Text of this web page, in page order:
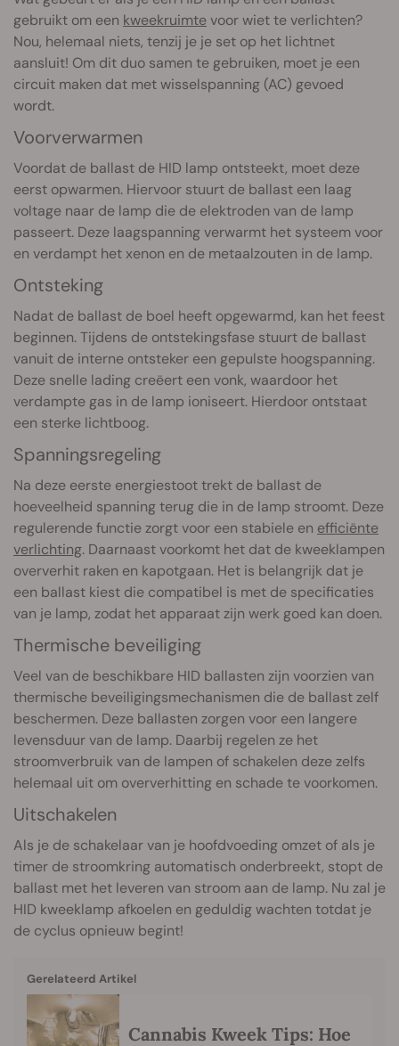
gebruikt om een kweekruimtevoor wiet te verlichten?
Nou, helemaal niets, tenzij je je set op het lichtnet
aansluit! Om dit duo samen te gebruiken, moet je een
circuit maken dat met wisselspanning (AC) gevoed
wordt.
Voorverwarmen
Voordat de ballast de HID lamp ontsteekt, moet deze
eerst opwarmen. Hiervoor stuurt de ballast een laag
voltage naar de lamp die de elektroden van de lamp
passeert. Deze laagspanning verwarmt het systeem voor
en verdampt het xenon en de metaalzouten in de lamp.
Ontsteking
Nadat de ballast de boel heeft opgewarmd, kan het feest
beginnen. Tijdens de ontstekingsfase stuurt de ballast
vanuit de interne ontsteker een gepulste hoogspanning.
Deze snelle lading creëert een vonk, waardoor het
verdampte gas in de lamp ioniseert. Hierdoor ontstaat
een sterke lichtboog.
Spanningsregeling
Na deze eerste energiestoot trekt de ballast de
hoeveelheid spanning terug die in de lamp stroomt. Deze
regulerende functie zorgt voor een stabiele en efficiënte
verlichting. Daarnaast voorkomt het dat de kweeklampen
oververhit raken en kapotgaan. Het is belangrijk dat je
een ballast kiest die compatibel is met de specificaties
van je lamp, zodat het apparaat zijn werk goed kan doen.
Thermische beveiliging
Veel van de beschikbare HID ballasten zijn voorzien van
thermische beveiligingsmechanismen die de ballast zelf
beschermen. Deze ballasten zorgen voor een langere
levensduur van de lamp. Daarbij regelen ze het
stroomverbruik van de lampen of schakelen deze zelfs
helemaal uit om oververhitting en schade te voorkomen.
Uitschakelen
Als je de schakelaar van je hoofdvoeding omzet of als je
timer de stroomkring automatisch onderbreekt, stopt de
ballast met het leveren van stroom aan de lamp. Nu zal je
HID kweeklamp afkoelen en geduldig wachten totdat je
de cyclus opnieuw begint!
Gerelateerd Artikel
Cannabis Kweek Tips: Hoe